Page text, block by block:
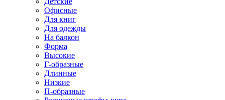
Офисные
Для книг
Для одежды
На балкон
Форма
Высокие
Г-образные
Длинные
Низкие
П-образные